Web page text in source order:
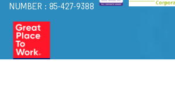
NUMBER : 85-427-9388